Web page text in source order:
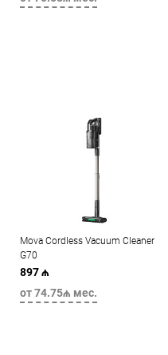
Mova Cordless Vacuum Cleaner
G70
897 ₼
от 74.75₼ мес.